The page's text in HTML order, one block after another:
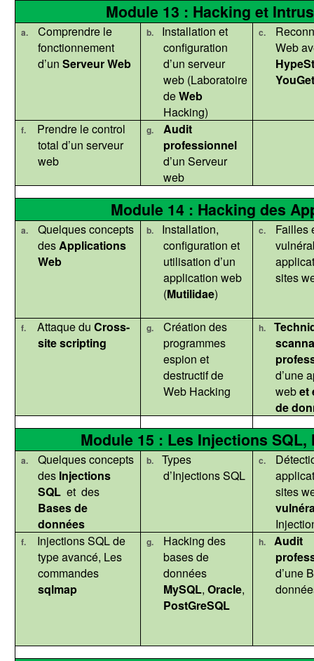
Module 13 : Hacking et
a.
Comprendre le
fonctionnement
d’un Serveur Web
b.
Installation et
configuration
d’un serveur
web (Laboratoire
deWeb
Hacking)
c.
Web
f.
Prendre le control
total d’un serveur
web
g.
Audit
professionnel
d’un Serveur
web
Module 14 : Hacking des
a.
Quelques concepts
desApplications
Web
b.
Installation,
configuration et
utilisation d’un
application web
(Mutilidae)
c.
Failles
sites
f. Attaque du Cross-
sitescripting
g.
Création des
programmes
espion et
destructif de
Web Hacking
h.
d’une
webet
de
Module 15 : Les Injections
a.
Quelques concepts
des Injections
SQL et des
Bases de
données
b.
Types
d’Injections SQL
c.
sites
f.
Injections SQL de
type avancé, Les
commandes
sqlmap
g.
Hacking des
bases de
données
MySQL, Oracle,
PostGreSQL
h.
Audit
d’une